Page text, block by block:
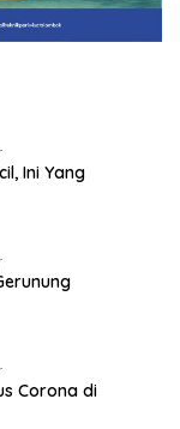
Ini Yang
Corona di